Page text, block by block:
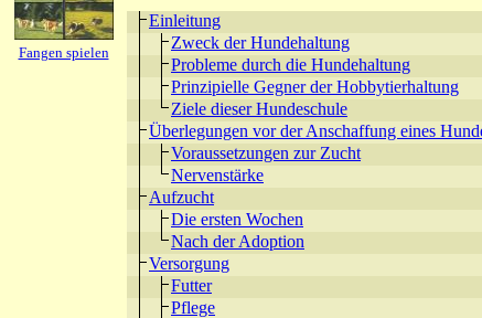
Fangen spielen
Einleitung
Zweck der Hundehaltung
Probleme durch die Hundehaltung
Prinzipielle Gegner der Hobbytierhaltung
Ziele dieser Hundeschule
Überlegungen vor der Anschaffung eines
Voraussetzungen zur Zucht
Nervenstärke
Aufzucht
Die ersten Wochen
Nach der Adoption
Versorgung
Futter
Pflege